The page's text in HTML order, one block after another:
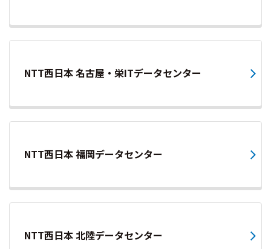
NTT西日本 名古屋・栄ITデータセンター
NTT西日本 福岡データセンター
NTT西日本 北陸データセンター